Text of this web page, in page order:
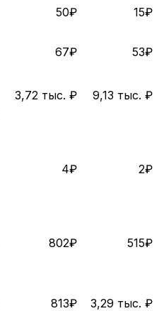
50₽ 15₽
67₽
53₽
3,72 тыс. ₽ 9,13 тыс. ₽
4₽ 2₽
802₽ 515₽
813₽ 3,29 тыс. ₽